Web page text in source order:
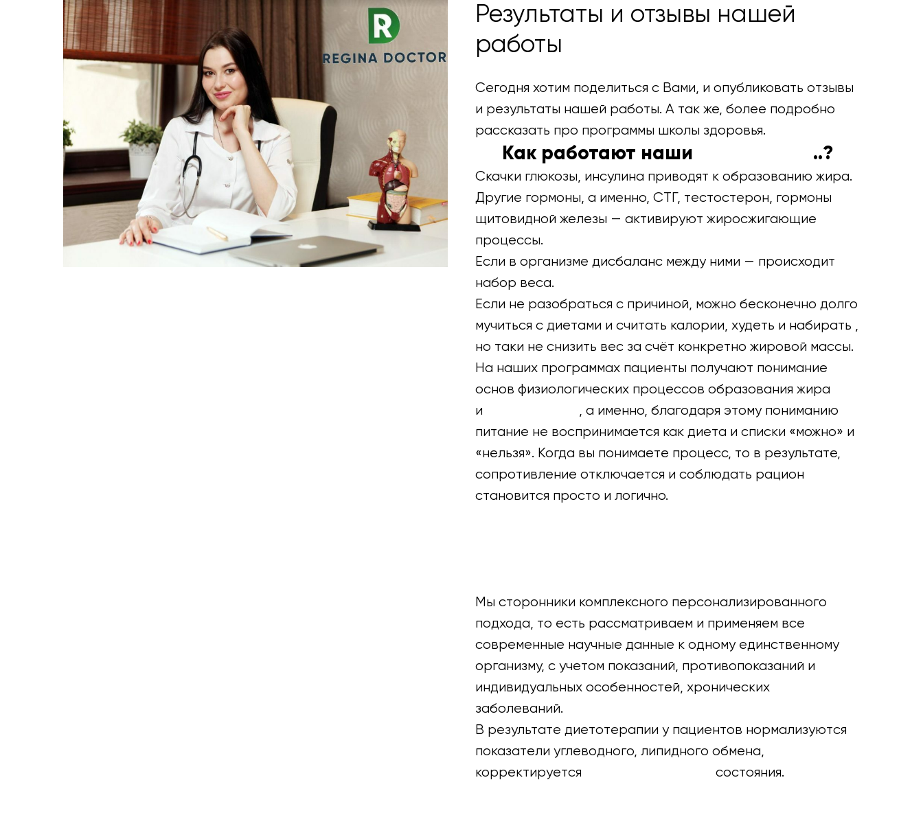
Результаты и отзывы нашей
работы
Сегодня хотим поделиться с Вами, и опубликовать отзывы
и результаты нашей работы. А так же, более подробно
рассказать про программы школы здоровья.
Как работают наши ..?
Скачки глюкозы, инсулина приводят к образованию жира.
Другие гормоны, а именно, СТГ, тестостерон, гормоны
щитовидной железы — активируют жиросжигающие
процессы.
Если в организме дисбаланс между ними — происходит
набор веса.
Если не разобраться с причиной, можно бесконечно долго
мучиться с диетами и считать калории, худеть и набирать ,
но таки не снизить вес за счёт конкретно жировой массы.
На наших программах пациенты получают понимание
основ физиологических процессов образования жира
и
, а именно, благодаря этому пониманию
питание не воспринимается как диета и списки «можно» и
«нельзя». Когда вы понимаете процесс, то в результате,
сопротивление отключается и соблюдать рацион
становится просто и логично.
Мы сторонники комплексного персонализированного
подхода, то есть рассматриваем и применяем все
современные научные данные к одному единственному
организму, с учетом показаний, противопоказаний и
индивидуальных особенностей, хронических
заболеваний.
В результате диетотерапии у пациентов нормализуются
показатели углеводного, липидного обмена,
корректируется
состояния.